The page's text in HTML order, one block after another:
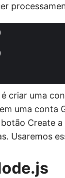
criar uma
uma conta
Create
Usaremos